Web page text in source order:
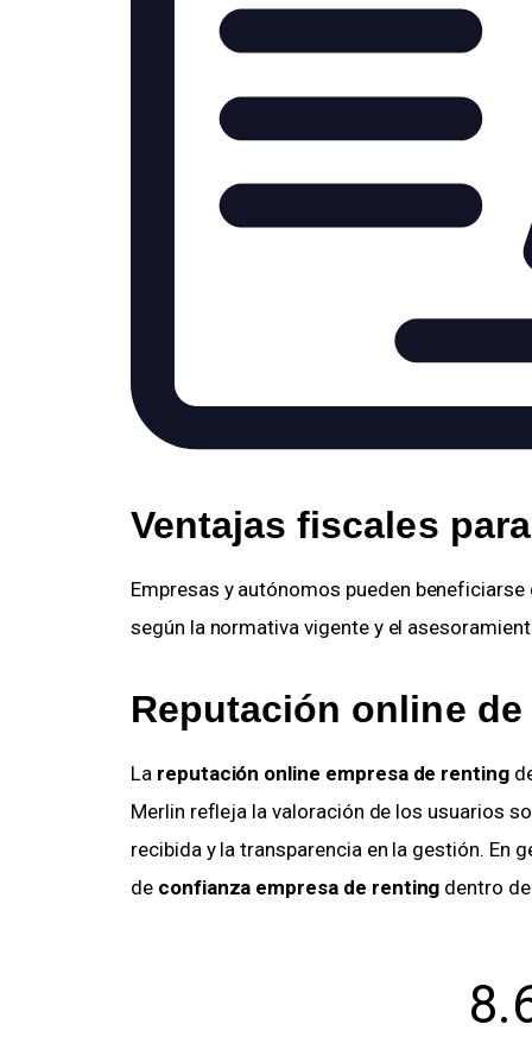
Ventajas fiscales
Empresas y autónomos pueden
según la normativa vigente y el
Reputación online de
La reputación online empresa de renting
Merlin refleja la valoración de los usuarios
recibida y la transparencia en la gestión. En
de confianza empresa de renting dentro